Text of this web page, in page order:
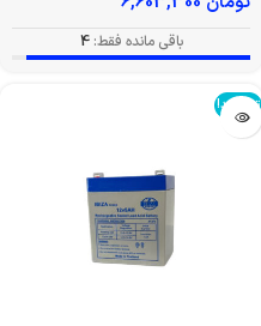
باقی مانده فقط: 4
تمام شد!